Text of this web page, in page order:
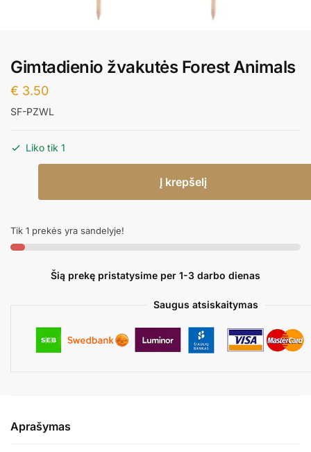
Gimtadienio žvakutės Forest Animals
€ 3.50
SF-PZWL
Liko tik 1
Forest
Animals
Į krepšelį
Tik 1 prekės yra sandelyje!
Šią prekę pristatysime per 1-3 darbo dienas
Saugus atsiskaitymas
Aprašymas